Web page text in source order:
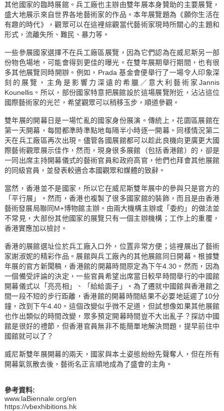
其他國家的臨時展館。兵工廠也主辦由雙年展本身贊助的主要展覽，
盛大地展示來自世界各地藝術家的作品。本年展覽題為《願你生活在
有趣的時代》，觀眾可以在這裡綜觀當代藝術家現時所關心的主題和
形式，流離失所、難民、暴力等。
一些參展國家選擇不在兵工廠區展覽，因為它們認為在威尼斯另一部
份物色場地，可能會得到更佳的曝光。在雙年展期舉行期間，也有很
多其他展覽同時開辦。例如，Prada 基金會便舉行了一場令人印象深
刻的展覽，主角是影響力深遠的希臘／意大利藝術家Jannis
Kounellis。所以，部份國家特意把展館設於這場展覽附近，沾沾這位
國際藝術家的光芒，希望觀眾可以稍移玉步，順道參觀。
雙年展的開幕日是一場忙亂的國家身份展演。傳統上，花園區展館在
第一天開幕，每間都準時準點地每隔半小時逐一開幕。同樣情況第二
天在兵工廠區再次出現。儘管各國展館都可以趁此良機向更廣更大國
際藝術觀眾展示佳作，然而，現身很多展館（包括香港館）的，卻是
一同出席主持開幕儀式的藝術官員和政府高官，他們也拜會其他展館
的同級官員，並發表較適合本國觀眾和媒體的致辭。
當然，香港並不是國家，所以它在威尼斯雙年展中的參與只是官方的
「平行展」。然而，香港也複製了很多國家館的裝飾，而且是由香港
藝術發展局聯同M+博物館主辦。由兩大機構主辦或「委約」的做法並
不常見，大部份其他國家的展覽只有一個主辦機構；工作上的重覆，
香港實應加以檢討。
香港的展館選址位於兵工廠入口外，位置非常方便；這裡展出了藝術
家謝淑妮的精彩作品。展館與兵工廠內的其他展館同日開幕。根據雙
年展的官方新聞稿，香港館的開幕時間原定為下午4.30。然而，因為
一個備受評論的決定，一些官員希望出席當日較早時間舉行的中國館
開幕儀式以「亮亮相」、「給給面子」。為了遷就中國館與香港館之
間一段不短的步行距離，香港館的開幕時間結果不必要地延遲了10分
鐘，改到下午4.40。這個改變似乎微不足道，但試想像如果其他展館
也作出類似的時間改變，眾多預定開幕時間豈不大出亂子？探訪中國
館是很好的禮節，但香港官員無非不能簡單地解決問題，提早前往中
國館就可以了？
威尼斯雙年展開幕的兩天，國家與本土姿態紛紛先聲奪人，但在所有
開幕氣氛散去後，藝術名正言順地成為了盛會的主角。
參考資料:
www.laBiennale.org/en
https://vbexhibitions.hk